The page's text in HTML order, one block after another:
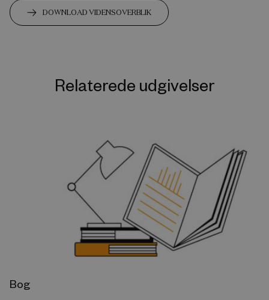
DOWNLOAD VIDENSOVERBLIK
Relaterede udgivelser
Bog